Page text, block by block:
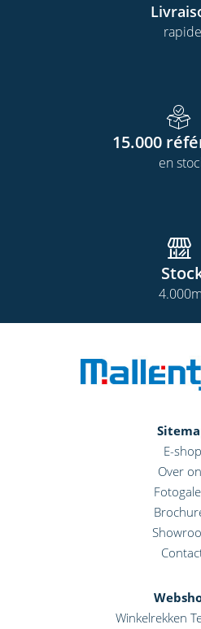
rapide
15.000
en
4.000
E-shop
Over
Winkelrekken